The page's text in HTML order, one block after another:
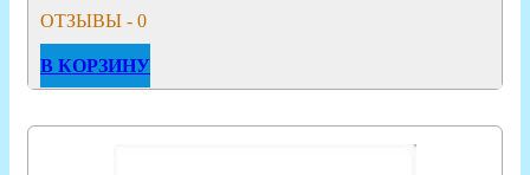
ОТЗЫВЫ - 0
В КОРЗИНУ